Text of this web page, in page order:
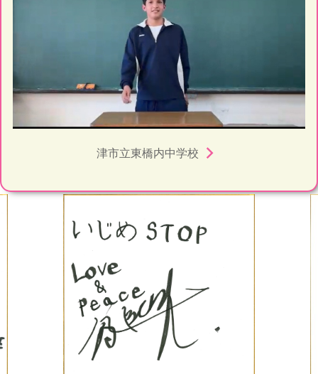
津市立東橋内中学校 navigate_next